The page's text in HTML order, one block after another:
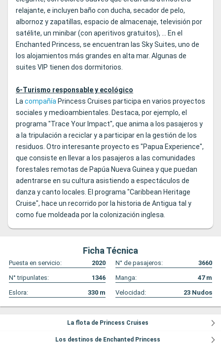
relajante, e incluyen baño con ducha, secador de pelo,
albornoz y zapatillas, espacio de almacenaje, televisión por
satélite, un minibar (con aperitivos gratuitos), … En el
Enchanted Princess, se encuentran las Sky Suites, uno de
los alojamientos más grandes en alta mar. Algunas de
suites VIP tienen dos dormitorios.
6-Turismo responsable y ecológico
Lacompañía Princess Cruises participa en varios proyectos
sociales y medioambientales. Destaca, por ejemplo, el
programa "Trace Your Impact", que anima a los pasajeros y
a la tripulación a reciclar y a participar en la gestión de los
residuos. Otro interesante proyecto es "Papua Experience",
que consiste en llevar a los pasajeros a las comunidades
forestales remotas de Papúa Nueva Guinea y que puedan
adentrarse en su cultura asistiendo a espectáculos de
danza y canto locales. El programa "Caribbean Heritage
Cruise", hace un recorrido por la historia de Antigua tal y
como fue moldeada por la colonización inglesa.
Ficha Técnica
Puesta en servicio: 2020 N° de pasajeros:
3660
N° tripunlates:
1346 Manga: 47m
Eslora:
330 m Velocidad: 23 Nudos
La flota de Princess Cruises
Los destinos de Enchanted Princess